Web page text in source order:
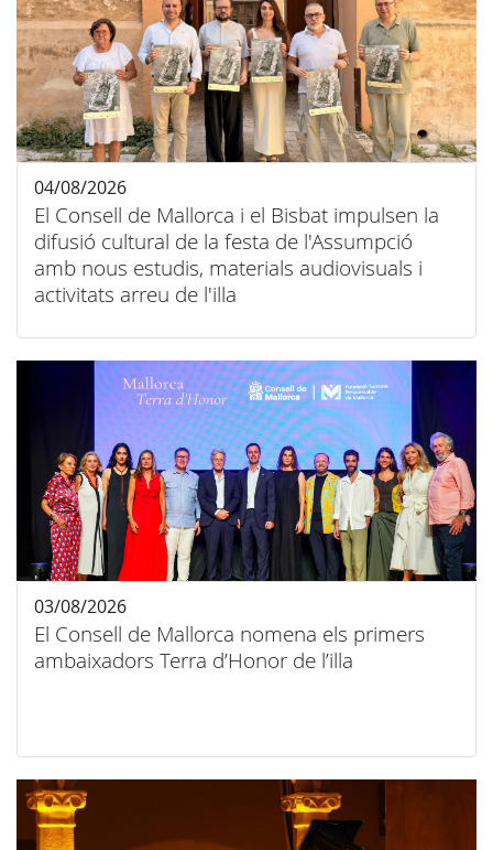
El Consell de Mallorca i el Bisbat impulsen la
difusió cultural de la festa de l'Assumpció
amb nous estudis, materials audiovisuals i
activitats arreu de l'illa
04/08/2026
El Consell de Mallorca nomena els primers
ambaixadors Terra d’Honor de l’illa
03/08/2026